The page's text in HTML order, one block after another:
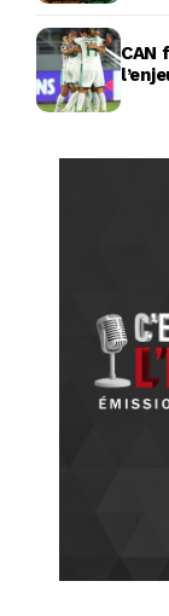
CAN